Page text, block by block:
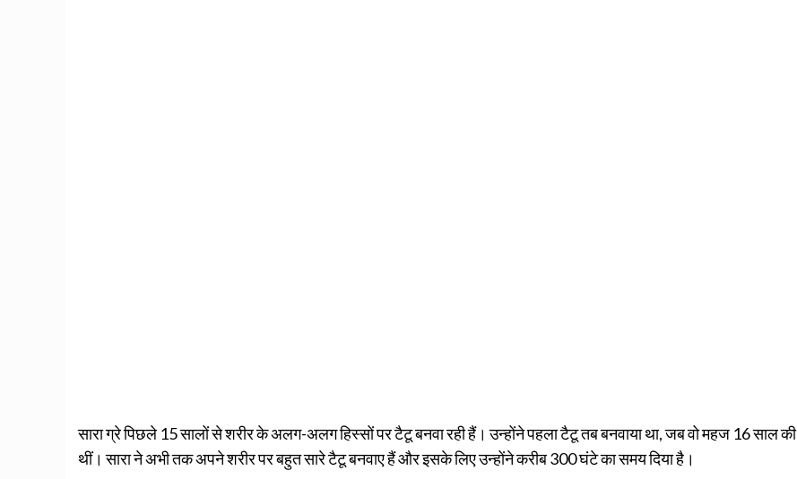
सारा ग्रे पिछले 15 सालों से शरीर के अलग-अलग हिस्सों पर टैटू बनवा रही हैं। उन्होंने पहला टैटू तब बनवाया था, जब वो महज 16 साल की
थीं। सारा ने अभी तक अपने शरीर पर बहुत सारे टैटू बनवाए हैं और इसके लिए उन्होंने करीब 300 घंटे का समय दिया है।